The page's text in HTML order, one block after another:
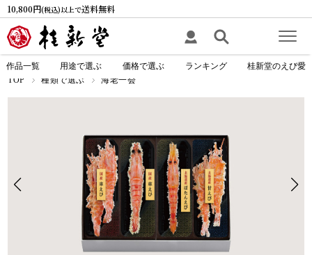
10,800円(税込)以上で送料無料
作品一覧 用途で選ぶ 価格で選ぶ ランキング
桂新堂のえび愛
TOP
種類で選ぶ 海老一会